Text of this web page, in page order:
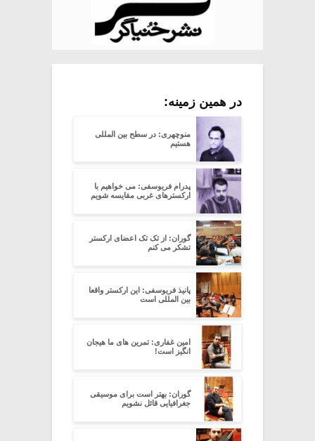
در همین زمینه:
منوچهری: در سطح بین المللی
هستیم
پدرام فریوسفی: می خواهیم با
ارکسترهای غربی مقایسه شویم
گوران: از تک تک اعضای ارکستر
تشکر می کنم
پانیذ فریوسفی: این ارکستر واقعا
بین المللی است
امین غفاری: تمرین های ما هیجان
انگیز است!
گوران: بهتر است برای موسیقی
جغرافیایی قائل نشویم